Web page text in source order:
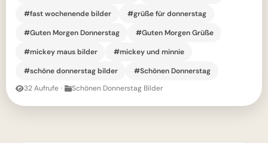
#fast wochenende bilder
#grüße für donnerstag
#Guten Morgen Donnerstag
#Guten Morgen Grüße
#mickey maus bilder
#mickey und minnie
#schöne donnerstag bilder
#Schönen Donnerstag
32 Aufrufe · Schönen Donnerstag Bilder